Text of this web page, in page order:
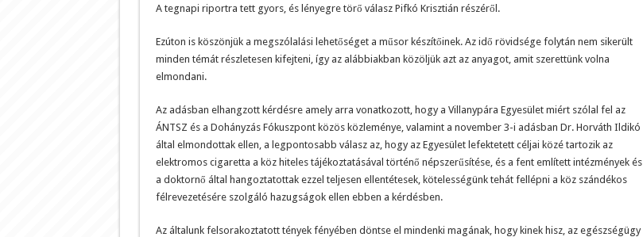
A tegnapi riportra tett gyors, és lényegre törő válasz Pifkó Krisztián részéről.
Ezúton is köszönjük a megszólalási lehetőséget a műsor készítőinek. Az idő rövidsége folytán nem sikerült
minden témát részletesen kifejteni, így az alábbiakban közöljük azt az anyagot, amit szerettünk volna
elmondani.
Az adásban elhangzott kérdésre amely arra vonatkozott, hogy a Villanypára Egyesület miért szólal fel az
ÁNTSZ és a Dohányzás Fókuszpont közös közleménye, valamint a november 3-i adásban Dr. Horváth Ildikó
által elmondottak ellen, a legpontosabb válasz az, hogy az Egyesület lefektetett céljai közé tartozik az
elektromos cigaretta a köz hiteles tájékoztatásával történő népszerűsítése, és a fent említett intézmények és
a doktornő által hangoztatottak ezzel teljesen ellentétesek, kötelességünk tehát fellépni a köz szándékos
félrevezetésére szolgáló hazugságok ellen ebben a kérdésben.
Az általunk felsorakoztatott tények fényében döntse el mindenki magának, hogy kinek hisz, az egészségügy